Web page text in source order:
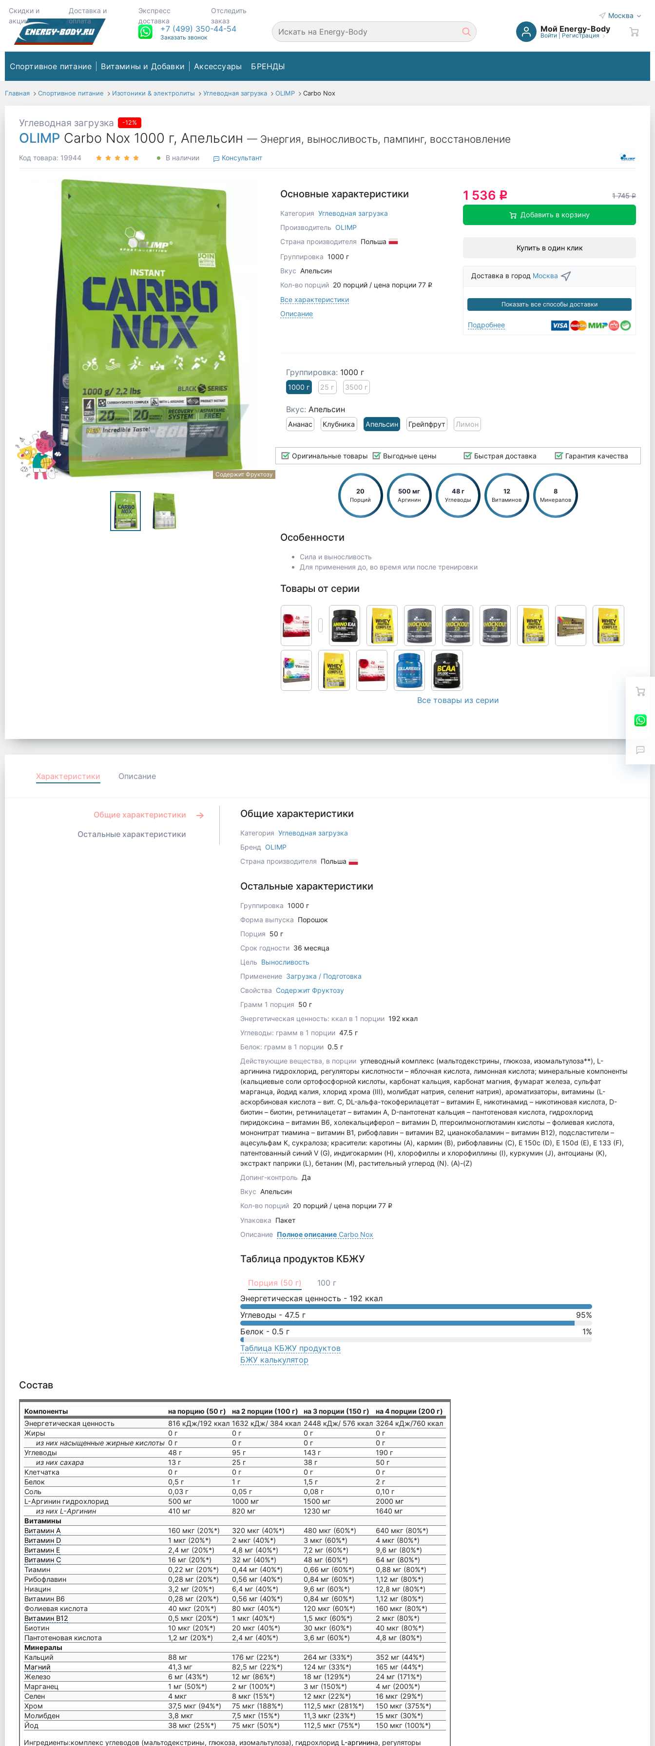
Скидки и
акции
Доставка и
оплата
Экспресс
доставка
Отследить
заказ
Москва
+7 (499) 350-44-54
Заказать звонок
Мой Energy-Body
Войти| Регистрация
Спортивное питание Витамины и Добавки Аксессуары БРЕНДЫ
Главная Спортивное питание Изотоники & электролиты Углеводная загрузка OLIMP Carbo Nox
Углеводная загрузка -12%
OLIMP Carbo Nox 1000 г, Апельсин — Энергия, выносливость, пампинг, восстановление
Код товара: 19944 В наличии Консультант
Содержит Фруктозу
Основные характеристики
Категория Углеводная загрузка
Производитель OLIMP
Страна производителя Польша
Группировка 1000 г
Вкус Апельсин
Кол-во порций 20 порций / цена порции 77 q
Все характеристики
Описание
1 536 q 1 745q
Добавить в корзину
Купить в один клик
Доставка в город Москва
Показать все способы доставки
Подробнее
Группировка: 1000 г
1000 г 25 г 3500 г
Вкус: Апельсин
Ананас Клубника Апельсин Грейпфрут Лимон
Оригинальные товары Выгодные цены Быстрая доставка Гарантия качества
20
Порций
500 мг
Аргинин
48 г
Углеводы
12
Витаминов
8
Минералов
Особенности
Сила и выносливость
Для применения до, во время или после тренировки
Товары от серии
Все товары из серии
Характеристики Описание
Общие характеристики
Остальные характеристики
Общие характеристики
Категория Углеводная загрузка
Бренд
OLIMP
Страна производителя Польша
Остальные характеристики
Группировка 1000 г
Форма выпуска Порошок
Порция 50 г
Срок годности 36 месяца
Цель Выносливость
Применение Загрузка / Подготовка
Свойства Содержит Фруктозу
Грамм 1 порция 50 г
Энергетическая ценность: ккал в 1 порции 192 ккал
Углеводы: грамм в 1 порции 47.5 г
Белок: грамм в 1 порции 0.5 г
Действующие вещества, в порции углеводный комплекс (мальтодекстрины, глюкоза, изомальтулоза**), L-
аргинина гидрохлорид, регуляторы кислотности – яблочная кислота, лимонная кислота; минеральные компоненты
(кальциевые соли ортофосфорной кислоты, карбонат кальция, карбонат магния, фумарат железа, сульфат
марганца, йодид калия, хлорид хрома (III), молибдат натрия, селенит натрия), ароматизаторы, витамины (L-
аскорбиновая кислота – вит. С, DL-альфа-токоферилацетат – витамин Е, никотинамид – никотиновая кислота, D-
биотин – биотин, ретинилацетат – витамин А, D-пантотенат кальция – пантотеновая кислота, гидрохлорид
пиридоксина – витамин В6, холекальциферол – витамин D, птероилмоноглютамин кислоты – фолиевая кислота,
мононитрат тиамина – витамин В1, рибофлавин – витамин В2, цианокобаламин – витамин В12), подсластители –
ацесульфам К, сукралоза; красители: каротины (A), кармин (B), рибофлавины (C), E 150c (D), E 150d (E), E 133 (F),
патентованный синий V (G), индигокармин (H), хлорофиллы и хлорофиллины (I), куркумин (J), антоцианы (K),
экстракт паприки (L), бетанин (M), растительный углерод (N). (A)-(Z)
Допинг-контроль Да
Вкус Апельсин
Кол-во порций 20 порций / цена порции 77 q
Упаковка Пакет
Описание Полное описаниеCarbo Nox
Таблица продуктов КБЖУ
Порция (50 г)
100 г
Энергетическая ценность - 192 ккал
Углеводы - 47.5 г 95%
Белок - 0.5 г 1%
Таблица КБЖУ продуктов
БЖУ калькулятор
Состав
Компоненты на порцию (50 г) на 2 порции (100 г) на 3 порции (150 г)
на 4 порции (200 г)
Энергетическая ценность
816 кДж/192 ккал 1632 кДж/ 384 ккал 2448 кДж/ 576 ккал 3264 кДж/760 ккал
Жиры
0 г 0 г 0 г
0 г
из них насыщенные жирные кислоты 0 г 0 г 0 г
0 г
Углеводы
48 г 95 г 143 г
190 г
из них сахара
13 г 25 г 38 г
50 г
Клетчатка
0 г 0 г 0 г
0 г
Белок
0,5 г 1 г 1,5 г
2 г
Соль
0,03 г 0,05 г 0,08 г
0,10 г
L-Аргинин гидрохлорид
500 мг 1000 мг 1500 мг
2000 мг
из них L-Аргинин
410 мг 820 мг 1230 мг
1640 мг
Витамины
Витамин А
160 мкг (20%*) 320 мкг (40%*) 480 мкг (60%*)
640 мкг (80%*)
Витамин D
1 мкг (20%*) 2 мкг (40%*) 3 мкг (60%*)
4 мкг (80%*)
Витамин Е
2,4 мг (20%*) 4,8 мг (40%*) 7,2 мг (60%*)
9,6 мг (80%*)
Витамин С
16 мг (20%*) 32 мг (40%*) 48 мг (60%*)
64 мг (80%*)
Тиамин
0,22 мг (20%*) 0,44 мг (40%*) 0,66 мг (60%*)
0,88 мг (80%*)
Рибофлавин
0,28 мг (20%*) 0,56 мг (40%*) 0,84 мг (60%*)
1,12 мг (80%*)
Ниацин
3,2 мг (20%*) 6,4 мг (40%*) 9,6 мг (60%*)
12,8 мг (80%*)
Витамин В6
0,28 мг (20%*) 0,56 мг (40%*) 0,84 мг (60%*)
1,12 мг (80%*)
Фолиевая кислота
40 мкг (20%*) 80 мкг (40%*) 120 мкг (60%*)
160 мкг (80%*)
Витамин В12
0,5 мкг (20%*) 1 мкг (40%*) 1,5 мкг (60%*)
2 мкг (80%*)
Биотин
10 мкг (20%*) 20 мкг (40%*) 30 мкг (60%*)
40 мкг (80%*)
Пантотеновая кислота
1,2 мг (20%*) 2,4 мг (40%*) 3,6 мг (60%*)
4,8 мг (80%*)
Минералы
Кальций
88 мг 176 мг (22%*) 264 мг (33%*)
352 мг (44%*)
Магний
41,3 мг 82,5 мг (22%*) 124 мг (33%*)
165 мг (44%*)
Железо
6 мг (43%*) 12 мг (86%*) 18 мг (129%*)
24 мг (171%*)
Марганец
1 мг (50%*) 2 мг (100%*) 3 мг (150%*)
4 мг (200%*)
Селен
4 мкг 8 мкг (15%*) 12 мкг (22%*)
16 мкг (29%*)
Хром
37,5 мкг (94%*) 75 мкг (188%*) 112,5 мкг (281%*)
150 мкг (375%*)
Молибден
3,8 мкг 7,5 мкг (15%*) 11,3 мкг (23%*)
15 мкг (30%*)
Йод
38 мкг (25%*) 75 мкг (50%*) 112,5 мкг (75%*) 150 мкг (100%*)
Ингредиенты:комплекс углеводов (мальтодекстрины, глюкоза, изомальтулоза), гидрохлорид L-аргинина, регуляторы